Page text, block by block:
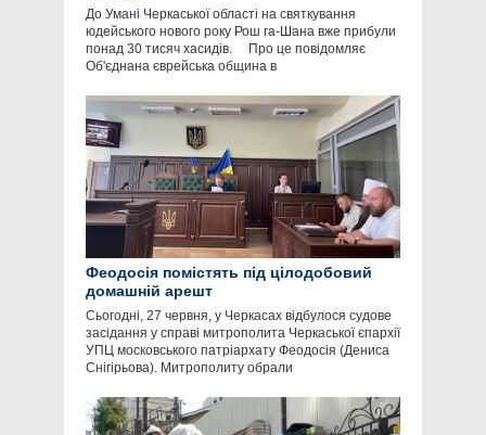
До Умані Черкаської області на святкування
юдейського нового року Рош га-Шана вже прибули
понад 30 тисяч хасидів. Про це повідомляє
Об'єднана єврейська община в
Феодосія помістять під цілодобовий
домашній арешт
Сьогодні, 27 червня, у Черкасах відбулося судове
засідання у справі митрополита Черкаської єпархії
УПЦ московського патріархату Феодосія (Дениса
Снігірьова). Митрополиту обрали